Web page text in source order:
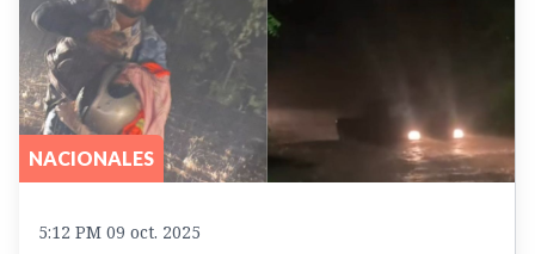
NACIONALES
5:12 PM 09 oct. 2025